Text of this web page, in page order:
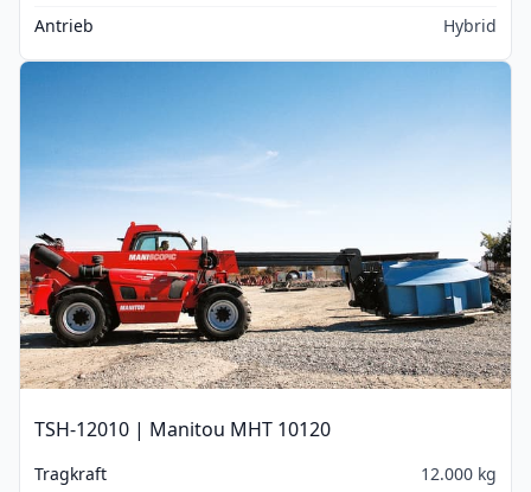
Antrieb
Hybrid
TSH-12010 | Manitou MHT 10120
Tragkraft
12.000 kg